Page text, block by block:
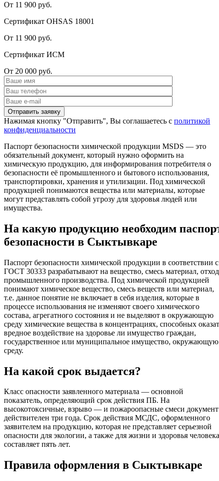
От 11 900 руб.
Сертификат OHSAS 18001
От 11 900 руб.
Сертификат ИСМ
От 20 000 руб.
Нажимая кнопку "Отправить", Вы соглашаетесь с политикой
конфиденциальности
Паспорт безопасности химической продукции MSDS — это
обязательный документ, который нужно оформить на
химическую продукцию, для информирования потребителя о
безопасности её промышленного и бытового использования,
транспортировки, хранения и утилизации. Под химической
продукцией понимаются вещества или материалы, которые
могут представлять собой угрозу для здоровья людей или
имущества.
На какую продукцию необходим
безопасности в Сыктывкаре
Паспорт безопасности химической продукции в соответствии с
ГОСТ 30333 разрабатывают на вещество, смесь материал, отход
промышленного производства. Под химической продукцией
понимают химическое вещество, смесь веществ или материал,
т.е. данное понятие не включает в себя изделия, которые в
процессе использования не изменяют своего химического
состава, агрегатного состояния и не выделяют в окружающую
среду химические вещества в концентрациях, способных
вредное воздействие на здоровье ли имущество граждан,
государственное или муниципальное имущество, окружающую
среду.
На какой срок выдается?
Класс опасности заявленного материала — основной
показатель, определяющий срок действия ПБ. На
высокотоксичные, взрыво — и пожароопасные смеси документ
действителен три года. Срок действия МСДС, оформленного
заявителем на продукцию, которая не представляет серьезной
опасности для экологии, а также для жизни и здоровья
составляет пять лет.
Правила оформления в Сыктывкаре